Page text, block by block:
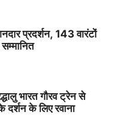
प्रदर्शन, 143 वारंटों
भारत गौरव ट्रेन से
दर्शन के लिए रवाना